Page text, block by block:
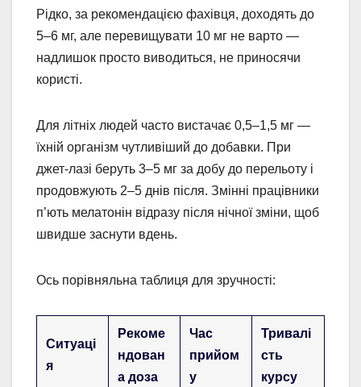
Рідко, за рекомендацією фахівця, доходять до
5–6 мг, але перевищувати 10 мг не варто —
надлишок просто виводиться, не приносячи
користі.
Для літніх людей часто вистачає 0,5–1,5 мг —
їхній організм чутливіший до добавки. При
джет-лазі беруть 3–5 мг за добу до перельоту і
продовжують 2–5 днів після. Змінні працівники
п’ють мелатонін відразу після нічної зміни, щоб
швидше заснути вдень.
Ось порівняльна таблиця для зручності:
Ситуаці
я
Рекоме
ндован
а доза
Час
прийом
у
Тривалі
сть
курсу